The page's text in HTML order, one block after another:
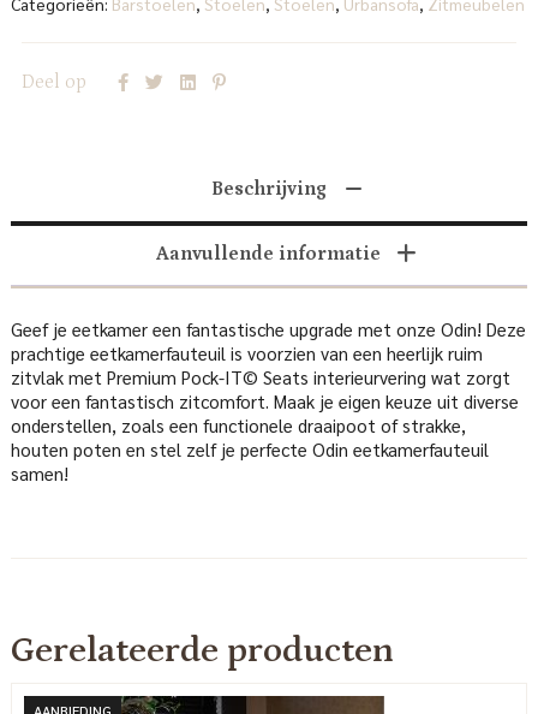
Deel op
Beschrijving
Aanvullende informatie
Geef je eetkamer een fantastische upgrade met onze Odin! Deze
prachtige eetkamerfauteuil is voorzien van een heerlijk ruim
zitvlak met Premium Pock-IT© Seats interieurvering wat zorgt
voor een fantastisch zitcomfort. Maak je eigen keuze uit diverse
onderstellen, zoals een functionele draaipoot of strakke,
houten poten en stel zelf je perfecte Odin eetkamerfauteuil
samen!
Gerelateerde producten